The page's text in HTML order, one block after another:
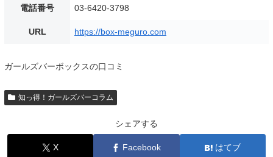
電話番号 03-6420-3798
URL https://box-meguro.com
ガールズバーボックスの口コミ
知っ得！ガールズバーコラム
シェアする
X Facebook はてブ